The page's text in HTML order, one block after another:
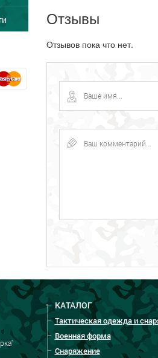
Отзывы
Отзывов пока что нет.
КАТАЛОГ
Тактическая одежда и
Военная форма
Снаряжение